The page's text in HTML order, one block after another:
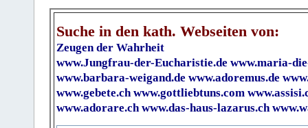
Suche in den kath. Webseiten von:
Zeugen der Wahrheit
www.Jungfrau-der-Eucharistie.de www.maria-
www.barbara-weigand.de www.adoremus.de
www.gebete.ch www.gottliebtuns.com
www.adorare.ch www.das-haus-lazarus.ch